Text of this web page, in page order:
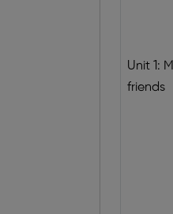
Unit 1:
friends